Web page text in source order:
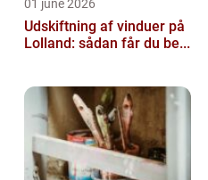
01 june 2026
Udskiftning af vinduer på
Lolland: sådan får du be...